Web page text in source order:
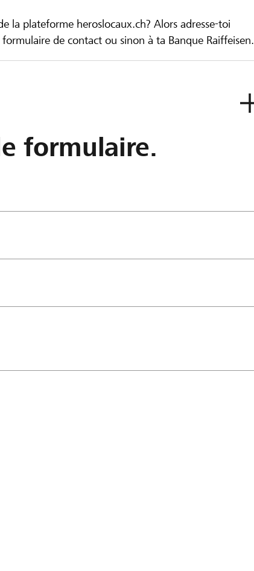
la plateforme heroslocaux.ch? Alors adresse-toi
de contact ou sinon à ta Banque Raiffeisen.
formulaire.